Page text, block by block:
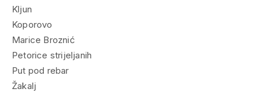
Kljun
Koporovo
Marice Broznić
Petorice strijeljanih
Put pod rebar
Žakalj